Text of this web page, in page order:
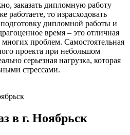
заказать дипломную работу
работаете, то израсходовать
дипломной работы и
время – это отличная
многих проблем. Самостоятельная
проекта при небольшом
серьезная нагрузка, которая
стрессами.
в г. Ноябрьск